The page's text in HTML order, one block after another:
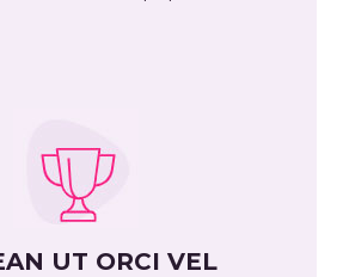
UT ORCI VEL